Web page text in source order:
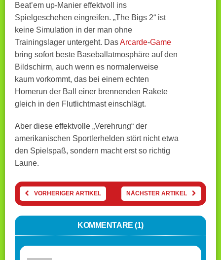
Beat’em up-Manier effektvoll ins
Spielgeschehen eingreifen. „The Bigs 2“ ist
keine Simulation in der man ohne
Trainingslager untergeht. DasArcarde-Game
bring sofort beste Baseballatmosphäre auf den
Bildschirm, auch wenn es normalerweise
kaum vorkommt, das bei einem echten
Homerun der Ball einer brennenden Rakete
gleich in den Flutlichtmast einschlägt.
Aber diese effektvolle „Verehrung“ der
amerikanischen Sportlerhelden stört nicht etwa
den Spielspaß, sondern macht erst so richtig
Laune.
VORHERIGER ARTIKEL NÄCHSTER ARTIKEL
KOMMENTARE (1)